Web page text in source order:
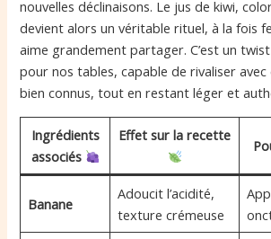
nouvelles déclinaisons. Le jus de kiwi,
devient alors un véritable rituel, à la fois
aime grandement partager. C’est un
pour nos tables, capable de rivaliser avec
bien connus, tout en restant léger et
Ingrédients
associés
Effet sur la recette
Banane
Adoucit l’acidité,
texture crémeuse